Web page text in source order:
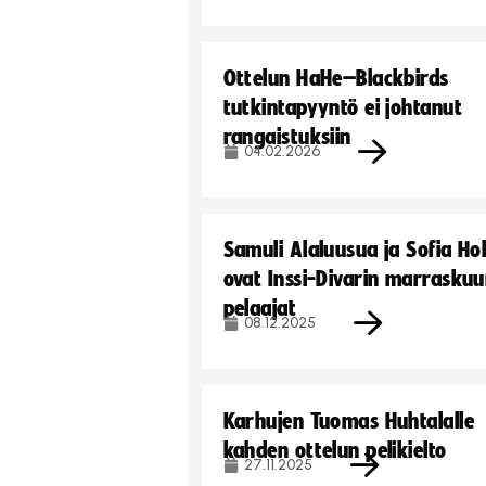
Ottelun HaHe–Blackbirds
tutkintapyyntö ei johtanut
rangaistuksiin
04.02.2026
Samuli Alaluusua ja Sofia
ovat Inssi-Divarin
pelaajat
08.12.2025
Karhujen Tuomas Huhtalalle
kahden ottelun pelikielto
27.11.2025